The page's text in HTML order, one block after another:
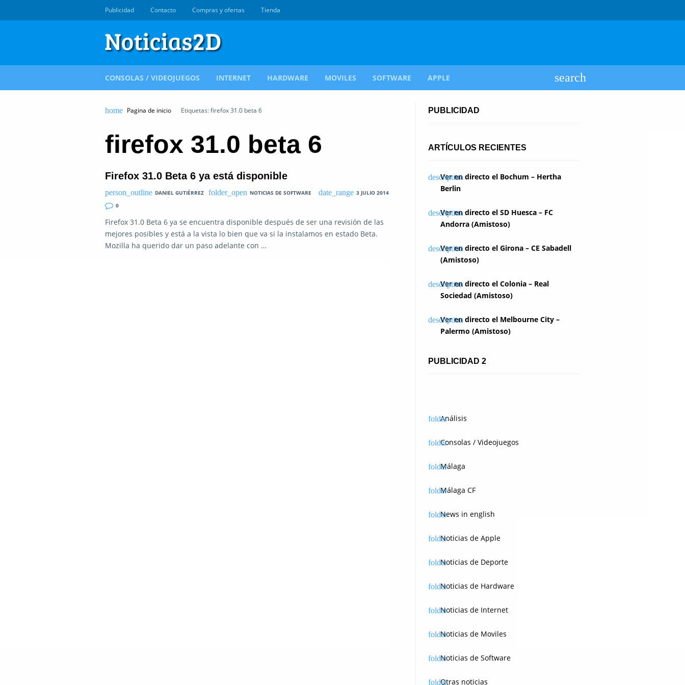
Publicidad Contacto Compras y ofertas Tienda
CONSOLAS / VIDEOJUEGOS INTERNET HARDWARE MOVILES SOFTWARE APPLE
Pagina de inicio Etiquetas: firefox 31.0 beta 6
firefox 31.0 beta 6
Firefox 31.0 Beta 6 ya está disponible
DANIEL GUTIÉRREZ NOTICIAS DE SOFTWARE
3 JULIO 2014
0
Firefox 31.0 Beta 6 ya se encuentra disponible después de ser una revisión de las
mejores posibles y está a la vista lo bien que va si la instalamos en estado Beta.
Mozilla ha querido dar un paso adelante con …
PUBLICIDAD
ARTÍCULOS RECIENTES
Ver en directo el Bochum – Hertha
Berlin
Ver en directo el SD Huesca – FC
Andorra (Amistoso)
Ver en directo el Girona – CE Sabadell
(Amistoso)
Ver en directo el Colonia – Real
Sociedad (Amistoso)
Ver en directo el Melbourne City –
Palermo (Amistoso)
PUBLICIDAD 2
Análisis
Consolas / Videojuegos
Málaga
Málaga CF
News in english
Noticias de Apple
Noticias de Deporte
Noticias de Hardware
Noticias de Internet
Noticias de Moviles
Noticias de Software
Otras noticias